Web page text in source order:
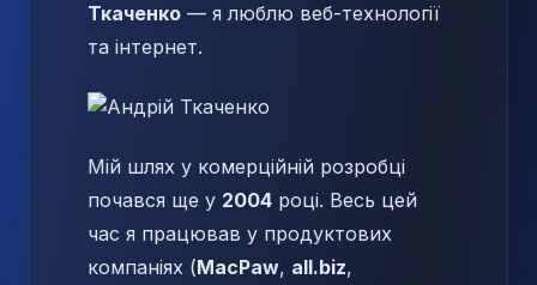
Ткаченко — я люблю веб-технології
та інтернет.
Мій шлях у комерційній розробці
почався ще у 2004 році. Весь цей
час я працював у продуктових
компаніях (MacPaw, all.biz,